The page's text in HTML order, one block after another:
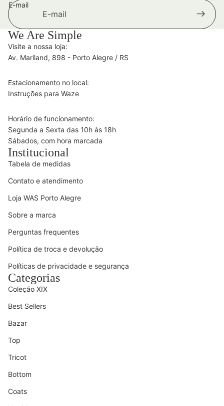
E-mail
We Are Simple
Visite a nossa loja:
Av. Mariland, 898 - Porto Alegre / RS
Estacionamento no local:
Instruções para Waze
Horário de funcionamento:
Segunda a Sexta das 10h às 18h
Sábados, com hora marcada
Institucional
Tabela de medidas
Contato e atendimento
Loja WAS Porto Alegre
Sobre a marca
Perguntas frequentes
Política de troca e devolução
Políticas de privacidade e segurança
Categorias
Coleção XIX
Best Sellers
Bazar
Top
Tricot
Bottom
Coats